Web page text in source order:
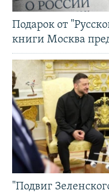
Подарок от
книги Москва
"Подвиг